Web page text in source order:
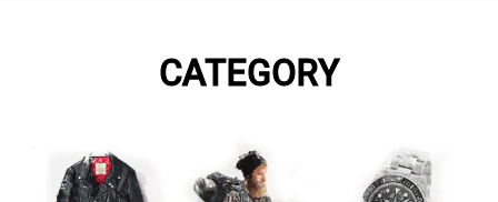
CATEGORY